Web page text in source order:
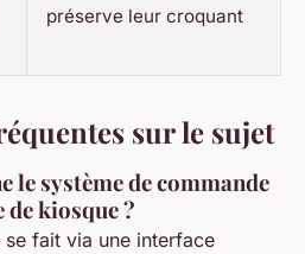
préserve leur croquant
sur le sujet
le système de commande
de kiosque ?
fait via une interface